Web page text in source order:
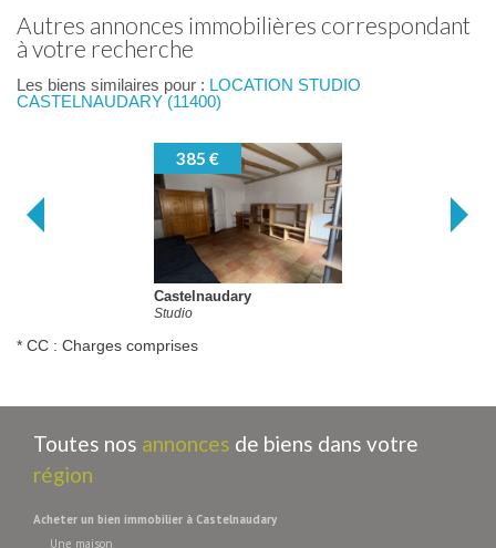
autres annonces immobilières correspondant
à votre recherche
Les biens similaires pour : LOCATION STUDIO
CASTELNAUDARY (11400)
* CC : Charges comprises
Toutes nos annonces de biens dans votre
région
acheter un bien immobilier à Castelnaudary
Une maison